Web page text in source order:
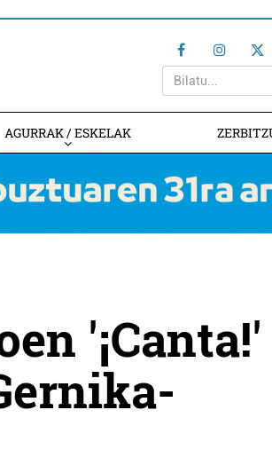
AGURRAK / ESKELAK
'¡Canta!'